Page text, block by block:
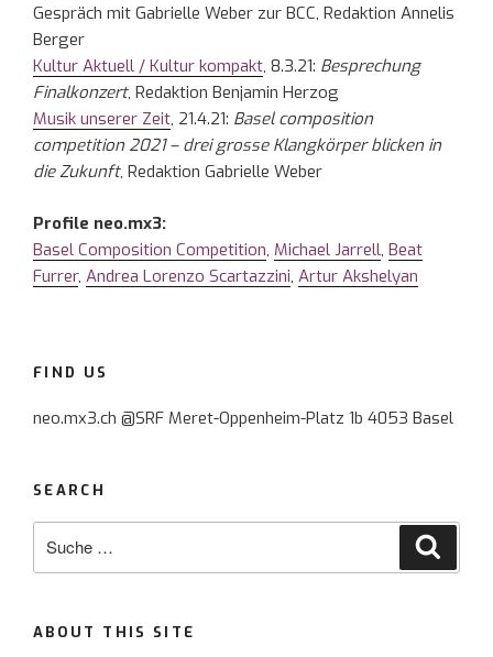
Gespräch mit Gabrielle Weber zur BCC, Redaktion Annelis
Berger
Kultur Aktuell / Kultur kompakt, 8.3.21: Besprechung
Finalkonzert, Redaktion Benjamin Herzog
Musik unserer Zeit, 21.4.21: Basel composition
competition 2021 – drei grosse Klangkörper blicken in
die Zukunft, Redaktion Gabrielle Weber
Profile neo.mx3:
Basel Composition Competition, Michael Jarrell, Beat
Furrer, Andrea Lorenzo Scartazzini, Artur Akshelyan
FIND US
neo.mx3.ch @SRF Meret-Oppenheim-Platz 1b 4053 Basel
SEARCH
ABOUT THIS SITE